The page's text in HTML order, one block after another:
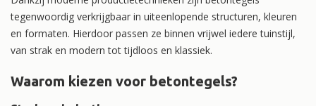
tegenwoordig verkrijgbaar in uiteenlopende structuren, kleuren
en formaten. Hierdoor passen ze binnen vrijwel iedere tuinstijl,
van strak en modern tot tijdloos en klassiek.
Waarom kiezen voor betontegels?